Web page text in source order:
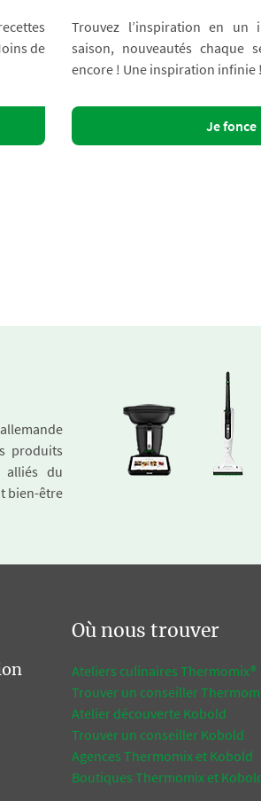
de
Trouvez l’inspiration en un
saison, nouveautés chaque
encore ! Une inspiration infinie !
Je fonce
produits
alliés du
bien-être
Où nous trouver
Ateliers culinaires Thermomix®
Trouver un conseiller
Atelier découverte Kobold
Trouver un conseiller Kobold
Agences Thermomix et Kobold
Boutiques Thermomix et